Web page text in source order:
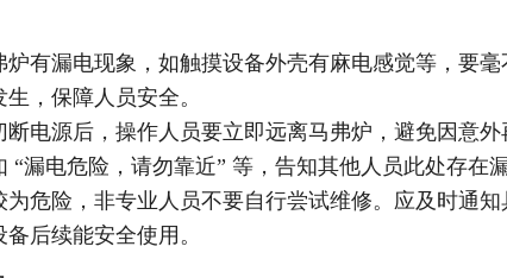
炉有漏电现象，如触摸设备外壳有麻电感觉等，要
，保障人员安全。
断电源后，操作人员要立即远离马弗炉，避免因意
漏电危险，请勿靠近” 等，告知其他人员此处存在
为危险，非专业人员不要自行尝试维修。应及时通
后续能安全使用。